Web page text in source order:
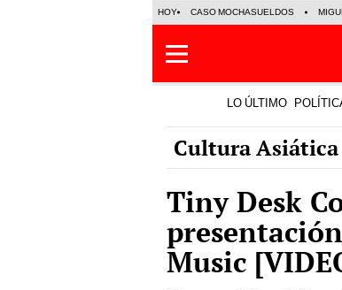
HOY CASO MOCHASUELDOS
LO ÚLTIMO
Cultura Asiática
Tiny Desk
Music